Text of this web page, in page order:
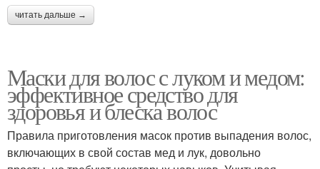
читать дальше →
Маски для волос с луком и медом:
эффективное средство для
здоровья и блеска волос
Правила приготовления масок против выпадения волос,
включающих в свой состав мед и лук, довольно